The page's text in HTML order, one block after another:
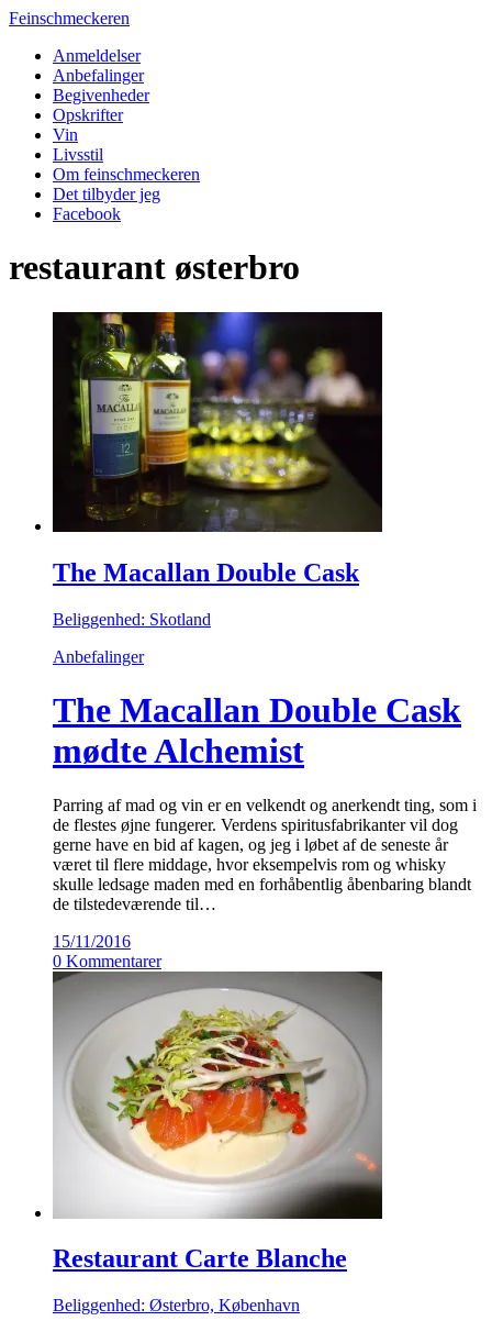
Feinschmeckeren
Anmeldelser
Anbefalinger
Begivenheder
Opskrifter
Vin
Livsstil
Om feinschmeckeren
Det tilbyder jeg
Facebook
restaurant østerbro
The Macallan Double Cask
Beliggenhed: Skotland
Anbefalinger
The Macallan Double Cask
mødte Alchemist
Parring af mad og vin er en velkendt og anerkendt ting, som i
de flestes øjne fungerer. Verdens spiritusfabrikanter vil dog
gerne have en bid af kagen, og jeg i løbet af de seneste år
været til flere middage, hvor eksempelvis rom og whisky
skulle ledsage maden med en forhåbentlig åbenbaring blandt
de tilstedeværende til…
15/11/2016
0 Kommentarer
Restaurant Carte Blanche
Beliggenhed: Østerbro, København